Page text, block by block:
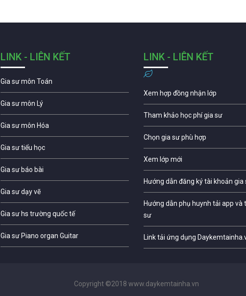
LINK - LIÊN KẾT
Gia sư môn Toán
Gia sư môn Lý
Gia sư môn Hóa
Gia sư tiểu học
Gia sư báo bài
Gia sư dạy vẽ
Gia sư hs trường quốc tế
Gia sư Piano organ Guitar
LINK - LIÊN KẾT
Xem hợp đồng nhận lớp
Tham khảo học phí gia sư
Chọn gia sư phù hợp
Xem lớp mới
Hướng dẫn đăng ký tài khoản gia
Hướng dẫn phụ huynh tải app và
sư
Link tải ứng dụng
Copyright ©2018 www.daykemtainha.vn